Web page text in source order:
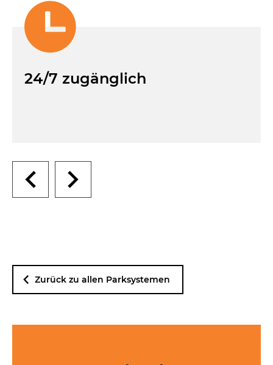
24/7 zugänglich
Zurück zu allen Parksystemen